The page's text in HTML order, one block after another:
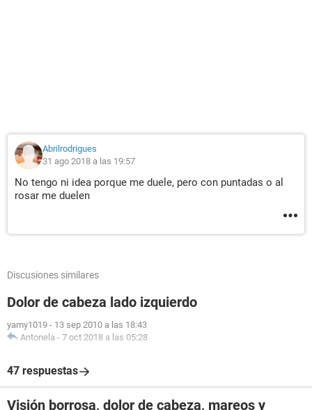
Abrilrodrigues
31 ago 2018 a las 19:57
No tengo ni idea porque me duele, pero con puntadas o al
rosar me duelen
Discusiones similares
Dolor de cabeza lado izquierdo
yamy1019 - 13 sep 2010 a las 18:43
Antonela - 7 oct 2018 a las 05:28
47 respuestas
Visión borrosa, dolor de cabeza, mareos y